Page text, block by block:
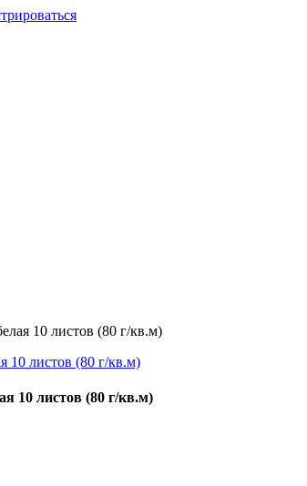
10 листов (80 г/кв.м)
10 листов (80 г/кв.м)